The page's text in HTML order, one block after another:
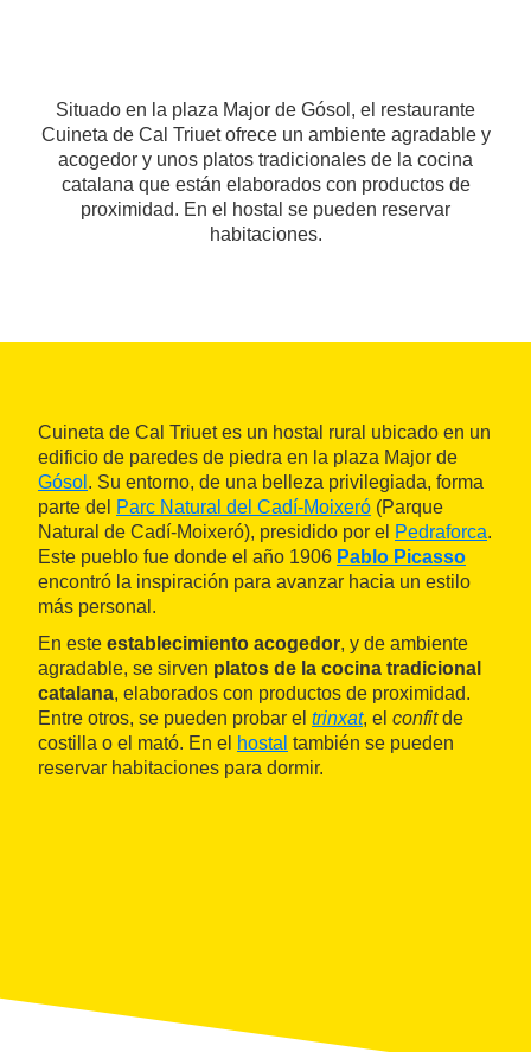
Situado en la plaza Major de Gósol, el restaurante
Cuineta de Cal Triuet ofrece un ambiente agradable y
acogedor y unos platos tradicionales de la cocina
catalana que están elaborados con productos de
proximidad. En el hostal se pueden reservar
habitaciones.
Cuineta de Cal Triuet es un hostal rural ubicado en un
edificio de paredes de piedra en la plaza Major de
Gósol . Su entorno, de una belleza privilegiada, forma
parte del Parc Natural del Cadí-Moixeró (Parque
Natural de Cadí-Moixeró), presidido por el Pedraforca.
Este pueblo fue donde el año 1906 Pablo Picasso
encontró la inspiración para avanzar hacia un estilo
más personal.
En este establecimiento acogedor, y de ambiente
agradable, se sirven platos de la cocina tradicional
catalana, elaborados con productos de proximidad.
Entre otros, se pueden probar el trinxat, el confitde
costilla o el mató. En el hostal también se pueden
reservar habitaciones para dormir.